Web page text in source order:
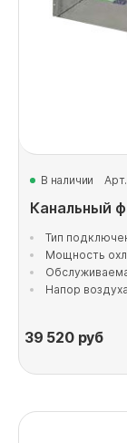
В наличии
Канальный
Тип
Мощность
Напор
39 520руб